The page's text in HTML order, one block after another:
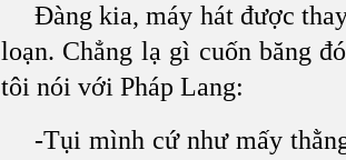
Đàng kia, máy hát được
loạn. Chẳng lạ gì cuốn băng
tôi nói với Pháp Lang:
-Tụi mình cứ như mấy